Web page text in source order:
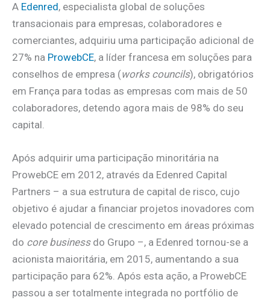
A Edenred, especialista global de soluções
transacionais para empresas, colaboradores e
comerciantes, adquiriu uma participação adicional de
27% na ProwebCE, a líder francesa em soluções para
conselhos de empresa (works councils), obrigatórios
em França para todas as empresas com mais de 50
colaboradores, detendo agora mais de 98% do seu
capital.
Após adquirir uma participação minoritária na
ProwebCE em 2012, através da Edenred Capital
Partners – a sua estrutura de capital de risco, cujo
objetivo é ajudar a financiar projetos inovadores com
elevado potencial de crescimento em áreas próximas
do core business do Grupo –, a Edenred tornou-se a
acionista maioritária, em 2015, aumentando a sua
participação para 62%. Após esta ação, a ProwebCE
passou a ser totalmente integrada no portfólio de